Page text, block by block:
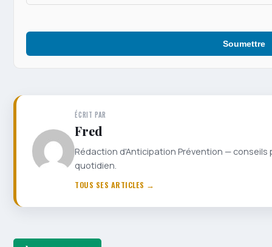
Soumettre
ÉCRIT PAR
Fred
Rédaction d'Anticipation Prévention —
quotidien.
TOUS SES ARTICLES →